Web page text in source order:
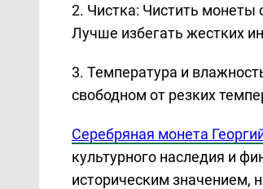
2. Чистка: Чистить монеты
Лучше избегать жестких
3. Температура и
свободном от резких
Серебряная монета
культурного наследия и
историческим значением,